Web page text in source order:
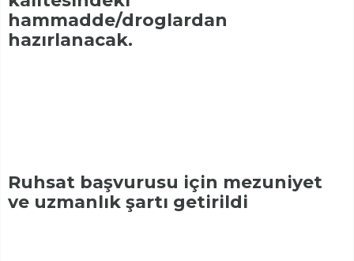
hammadde/droglardan
hazırlanacak.
Ruhsat başvurusu için mezuniyet
ve uzmanlık şartı getirildi